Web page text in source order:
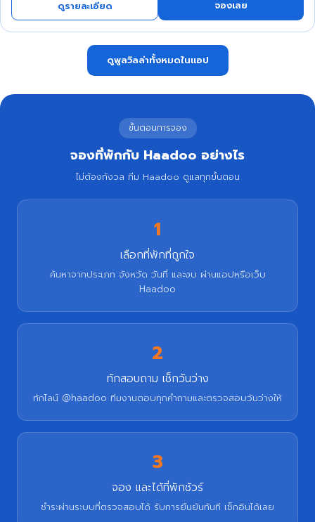
ดูรายละเอียด จองเลย
ดูพูลวิลล่าทั้งหมดในแอป
ขั้นตอนการจอง
จองที่พักกับ Haadoo อย่างไร
ไม่ต้องกังวล ทีม Haadoo ดูแลทุกขั้นตอน
1
เลือกที่พักที่ถูกใจ
ค้นหาจากประเภท จังหวัด วันที่ และงบ ผ่านแอปหรือเว็บ
Haadoo
2
ทักสอบถาม เช็กวันว่าง
ทักไลน์ @haadoo ทีมงานตอบทุกคำถามและตรวจสอบวันว่างให้
3
จอง และได้ที่พักชัวร์
ชำระผ่านระบบที่ตรวจสอบได้ รับการยืนยันทันที เช็กอินได้เลย